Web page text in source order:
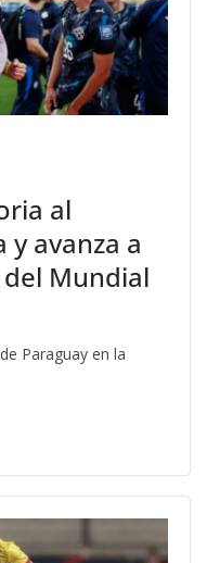
al
avanza a
Mundial
Paraguay en la